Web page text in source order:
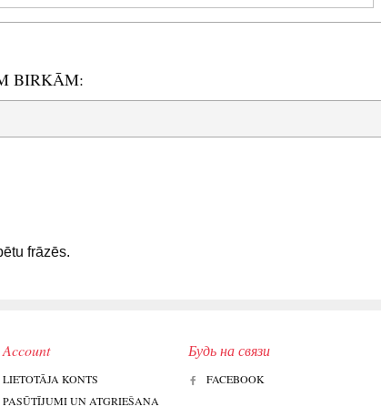
BIRKĀM:
frāzēs.
Account
LIETOTĀJA KONTS
PASŪTĪJUMI UN ATGRIEŠANA
Будь на связи
FACEBOOK